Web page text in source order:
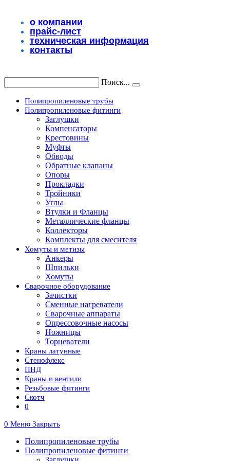
содержимомуо компании
прайс-лист
техническая информация
контакты
Поиск...
Полипропиленовые трубы
Полипропиленовые фитинги
Заглушки
Компенсаторы
Крестовины
Муфты
Обводы
Обратные клапаны
Опоры
Прокладки
Тройники
Углы
Втулки и Фланцы
Металлические фланцы
Коллекторы
Комплекты для смесителя
Хомуты и метизы
Анкеры
Шпильки
Хомуты
Сварочное оборудование
Зачистки
Сменные нагреватели
Сварочные аппараты
Опрессовочные насосы
Ножницы
Торцеватели
Краны латунные
Стенофлекс
ПНД
Краны и вентили
Резьбовые фитинги
Скотч
0
0 Меню Закрыть
Полипропиленовые трубы
Полипропиленовые фитинги